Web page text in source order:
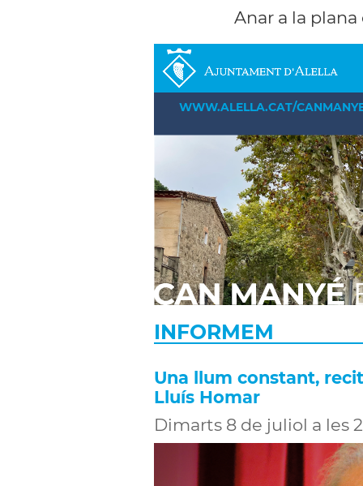
Anar a la plana
WWW.ALELLA.CAT/
INFORMEM
Una llum constant,
Lluís Homar
Dimarts 8 de juliol a les